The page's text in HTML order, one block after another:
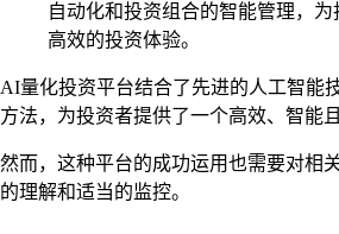
自动化和投资组合的智能管理，为
高效的投资体验。
AI量化投资平台结合了先进的人工智能
方法，为投资者提供了一个高效、智能
然而，这种平台的成功运用也需要对相
的理解和适当的监控。